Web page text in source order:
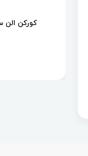
کورکن الن سایز1/5×18